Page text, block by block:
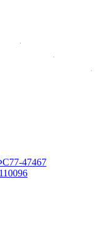
47467